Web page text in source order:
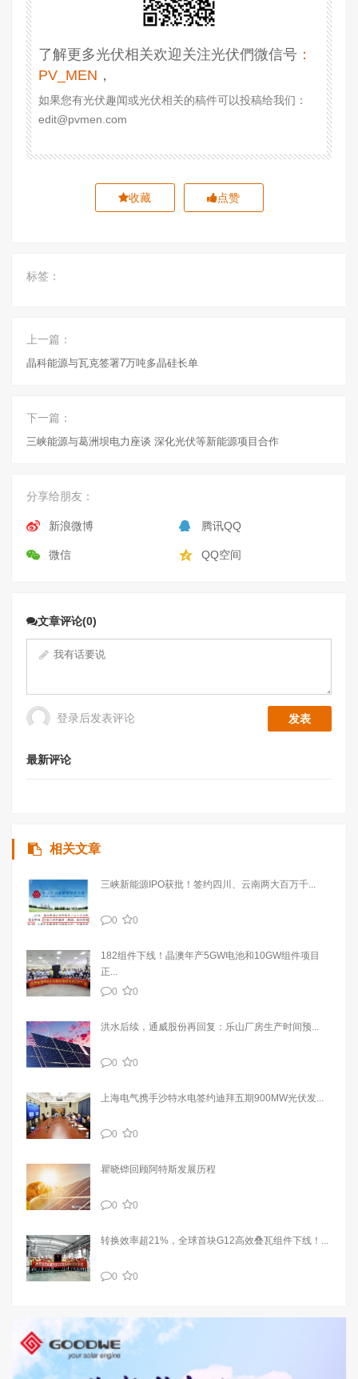
了解更多光伏相关欢迎关注光伏們微信号 ：
PV_MEN ，
如果您有光伏趣闻或光伏相关的稿件可以投稿给我们：
edit@pvmen.com
收藏 点赞
标签：
上一篇：
晶科能源与瓦克签署7万吨多晶硅长单
下一篇：
三峡能源与葛洲坝电力座谈 深化光伏等新能源项目合作
分享给朋友：
新浪微博 腾讯QQ
微信 QQ空间
文章评论(0)
登录后发表评论
最新评论
相关文章
三峡新能源IPO获批！签约四川、云南两大百万千...
0 0
182组件下线！晶澳年产5GW电池和10GW组件项目
正...
0
0
洪水后续，通威股份再回复：乐山厂房生产时间预...
0 0
上海电气携手沙特水电签约迪拜五期900MW光伏发...
0 0
瞿晓铧回顾阿特斯发展历程
0 0
转换效率超21%，全球首块G12高效叠瓦组件下线！...
0 0